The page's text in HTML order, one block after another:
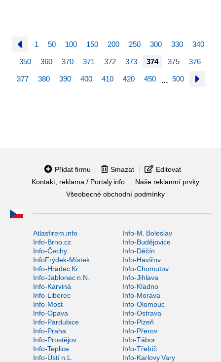
1 50 100 150 200 250 300 330 340
350 360 370 371 372 373 374 375 376
377 380 390 400 410 420 450 … 500
Přidat firmu Smazat
Editovat
Kontakt, reklama / Portaly.info
Naše reklamní prvky
Všeobecné obchodní podmínky
Atlasfirem.info
Info-M. Boleslav
Info-Brno.cz
Info-Budějovice
Info-Čechy
Info-Děčín
InfoFrýdek-Místek
Info-Havířov
Info-Hradec Kr.
Info-Chomutov
Info-Jablonec n.N.
Info-Jihlava
Info-Karviná
Info-Kladno
Info-Liberec
Info-Morava
Info-Most
Info-Olomouc
Info-Opava
Info-Ostrava
Info-Pardubice
Info-Plzeň
Info-Praha
Info-Přerov
Info-Prostějov
Info-Tábor
Info-Teplice
Info-Třebíč
Info-Ústí n.L.
Info-Karlovy Vary